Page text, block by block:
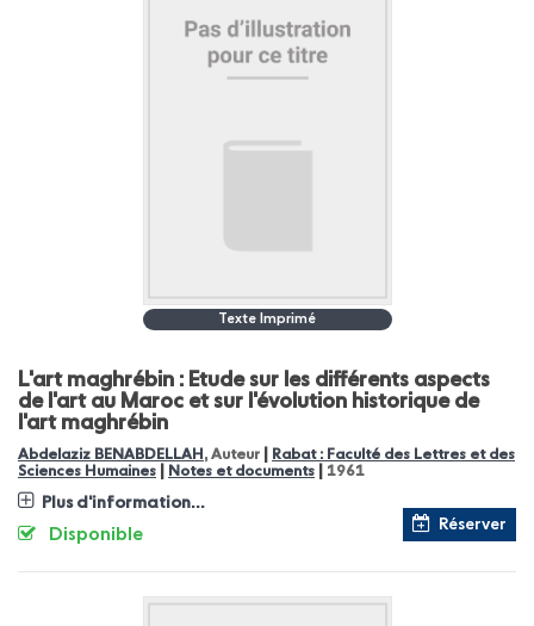
Texte Imprimé
L'art maghrébin : Etude sur les différents aspects
de l'art au Maroc et sur l'évolution historique de
l'art maghrébin
Abdelaziz BENABDELLAH , Auteur
Rabat : Faculté des Lettres et des
Sciences Humaines
Notes et documents 1961
Plus d'information...
Réserver
Disponible